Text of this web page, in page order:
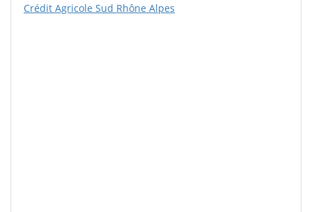
Crédit Agricole Sud Rhône Alpes